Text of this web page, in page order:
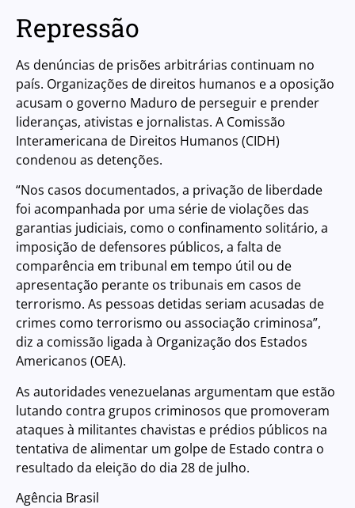
Repressão
As denúncias de prisões arbitrárias continuam no
país. Organizações de direitos humanos e a oposição
acusam o governo Maduro de perseguir e prender
lideranças, ativistas e jornalistas. A Comissão
Interamericana de Direitos Humanos (CIDH)
condenou as detenções.
“Nos casos documentados, a privação de liberdade
foi acompanhada por uma série de violações das
garantias judiciais, como o confinamento solitário, a
imposição de defensores públicos, a falta de
comparência em tribunal em tempo útil ou de
apresentação perante os tribunais em casos de
terrorismo. As pessoas detidas seriam acusadas de
crimes como terrorismo ou associação criminosa”,
diz a comissão ligada à Organização dos Estados
Americanos (OEA).
As autoridades venezuelanas argumentam que estão
lutando contra grupos criminosos que promoveram
ataques à militantes chavistas e prédios públicos na
tentativa de alimentar um golpe de Estado contra o
resultado da eleição do dia 28 de julho.
Agência Brasil